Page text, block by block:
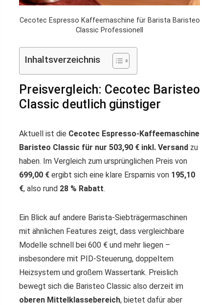
Cecotec Espresso Kaffeemaschine für Barista Baristeo
Classic Professionell
Inhaltsverzeichnis
Preisvergleich: Cecotec Baristeo
Classic deutlich günstiger
Aktuell ist die Cecotec Espresso-Kaffeemaschine
Baristeo Classic für nur 503,90 € inkl. Versand zu
haben. Im Vergleich zum ursprünglichen Preis von
699,00 € ergibt sich eine klare Ersparnis von 195,10
€, also rund 28 % Rabatt.
Ein Blick auf andere Barista-Siebträgermaschinen
mit ähnlichen Features zeigt, dass vergleichbare
Modelle schnell bei 600 € und mehr liegen –
insbesondere mit PID-Steuerung, doppeltem
Heizsystem und großem Wassertank. Preislich
bewegt sich die Baristeo Classic also derzeit im
oberen Mittelklassebereich, bietet dafür aber